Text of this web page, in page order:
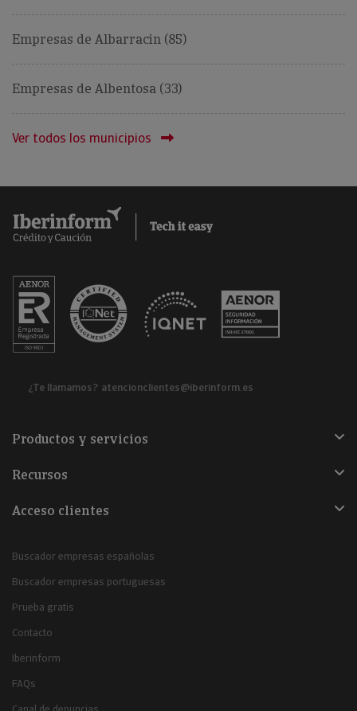
Empresas de Albarracin (85)
Empresas de Albentosa (33)
Ver todos los municipios
¿Te llamamos? atencionclientes@iberinform.es
Productos y servicios
Recursos
Acceso clientes
Buscador empresas españolas
Buscador empresas portuguesas
Prueba gratis
Contacto
Iberinform
FAQs